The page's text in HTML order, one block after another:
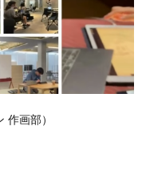
画部）